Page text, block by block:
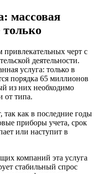
массовая
только
привлекательных черт с
деятельности.
услуга: только в
порядка 65 миллионов
из них необходимо
от типа.
так как в последние годы
приборы учета, срок
или наступит в
компаний эта услуга
стабильный спрос